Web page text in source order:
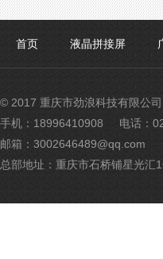
首页 液晶拼接屏
© 2017 重庆市劲浪科技有限公
手机：18996410908
电话：
邮箱：3002646489@qq.com
总部地址：重庆市石桥铺星光汇